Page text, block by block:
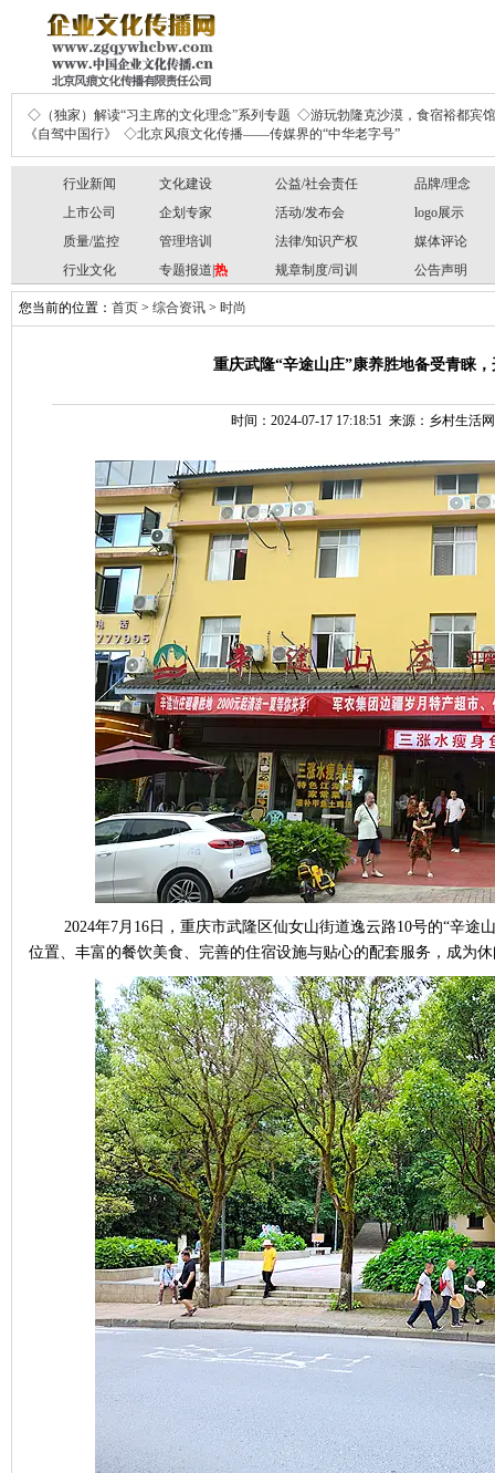
◇（独家）解读“习主席的文化理念”系列专题 ◇游玩勃隆克沙漠，食宿裕都宾馆
《自驾中国行》
◇北京风痕文化传播——传媒界的“中华老字号”
行业新闻 文化建设 公益/社会责任
品牌/理念
上市公司
企划专家 活动/发布会
logo展示
质量/监控
管理培训 法律/知识产权
媒体评论
行业文化
专题报道| 热 规章制度/司训 公告声明
您当前的位置： 首页 > 综合资讯 > 时尚
重庆武隆“辛途山庄”康养胜地备受青睐，
时间：2024-07-17 17:18:51 来源：乡村生活
2024年7月 16 日，重庆市武隆区仙女山街道逸云路10号的“辛途
位置、丰富的餐饮美食、完善的住宿设施与贴心的配套服务，成为